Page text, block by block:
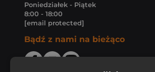
Poniedziałek - Piątek
8:00 - 18:00
[email protected]
Bądź z nami na bieżąco